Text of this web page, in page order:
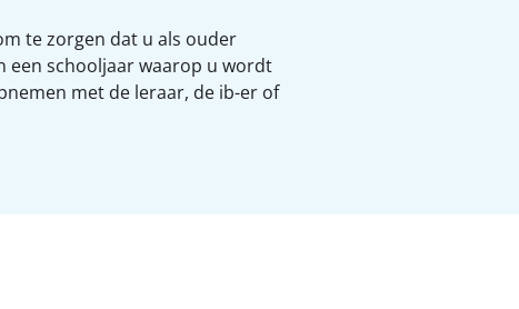
te zorgen dat u als ouder
een schooljaar waarop u wordt
met de leraar, de ib-er of